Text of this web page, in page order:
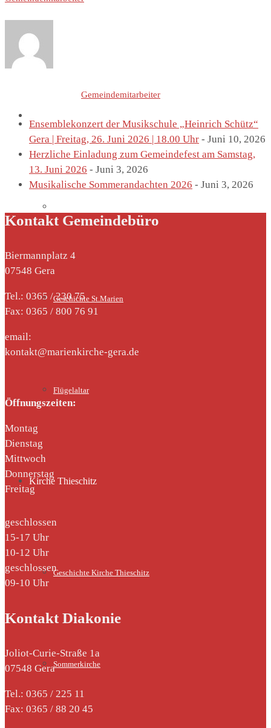
Geschichte St.Marien
Flügelaltar
Kirche Thieschitz
Geschichte Kirche Thieschitz
Sommerkirche
Gemeindemitarbeiter
Ensemblekonzert der Musikschule „Heinrich Schütz“
Gera | Freitag, 26. Juni 2026 | 18.00 Uhr - Juni 10, 2026
Herzliche Einladung zum Gemeindefest am Samstag,
13. Juni 2026 - Juni 3, 2026
Musikalische Sommerandachten 2026 - Juni 3, 2026
Kontakt Gemeindebüro
Biermannplatz 4
07548 Gera
Tel.: 0365 / 230 75
Fax: 0365 / 800 76 91
email:
kontakt@marienkirche-gera.de
Öffnungszeiten:
Montag
Dienstag
Mittwoch
Donnerstag
Freitag
geschlossen
15-17 Uhr
10-12 Uhr
geschlossen
09-10 Uhr
Kontakt Diakonie
Joliot-Curie-Straße 1a
07548 Gera
Tel.: 0365 / 225 11
Fax: 0365 / 88 20 45